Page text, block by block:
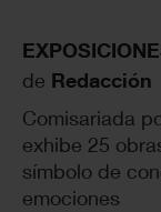
de Redacción
Comisariada
exhibe 25
símbolo de
emociones